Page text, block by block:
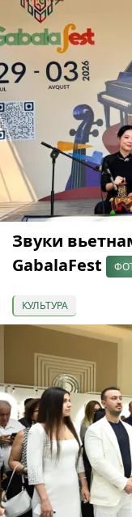
Звуки
GabalaFest
КУЛЬТУРА